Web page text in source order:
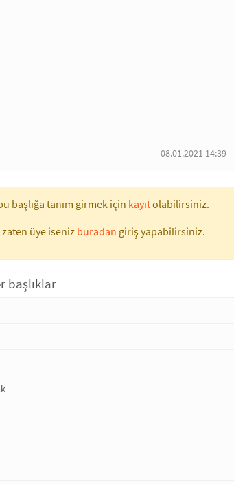
08.01.2021 14:39
başlığa tanım girmek için kayıtolabilirsiniz.
zaten üye iseniz buradan giriş yapabilirsiniz.
başlıklar